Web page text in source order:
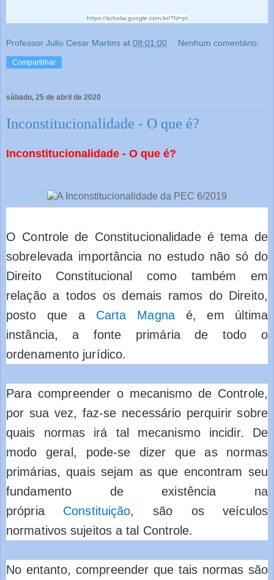
https://scholar.google.com.br/?hl=pt
Professor Julio Cesar Martins at 08:01:00 Nenhum comentário:
Compartilhar
sábado, 25 de abril de 2020
Inconstitucionalidade - O que é?
Inconstitucionalidade - O que é?
O Controle de Constitucionalidade é tema de
sobrelevada importância no estudo não só do
Direito Constitucional como também em
relação a todos os demais ramos do Direito,
posto que a Carta Magnaé, em última
instância, a fonte primária de todo o
ordenamento jurídico.
Para compreender o mecanismo de Controle,
por sua vez, faz-se necessário perquirir sobre
quais normas irá tal mecanismo incidir. De
modo geral, pode-se dizer que as normas
primárias, quais sejam as que encontram seu
fundamento de existência na
própria Constituição, são os veículos
normativos sujeitos a tal Controle.
No entanto, compreender que tais normas são